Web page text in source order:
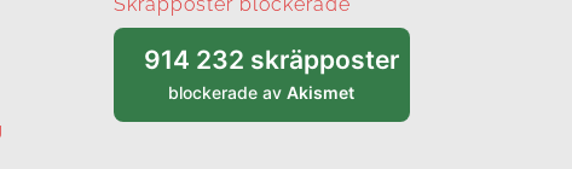
Skräpposter blockerade
914 232 skräpposter
blockerade avAkismet